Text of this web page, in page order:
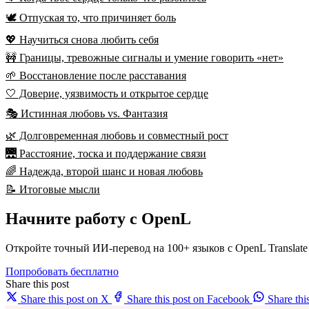
🕊️ Отпуская то, что причиняет боль
💖 Научиться снова любить себя
🚧 Границы, тревожные сигналы и умение говорить «нет»
🌱 Восстановление после расставания
🤍 Доверие, уязвимость и открытое сердце
🎭 Истинная любовь vs. Фантазия
🌿 Долговременная любовь и совместный рост
🌉 Расстояние, тоска и поддержание связи
🌈 Надежда, второй шанс и новая любовь
📝 Итоговые мысли
Начните работу с OpenL
Откройте точный ИИ-перевод на 100+ языков с OpenL Translate
Попробовать бесплатно
Share this post
Share this post on X
Share this post on Facebook Share